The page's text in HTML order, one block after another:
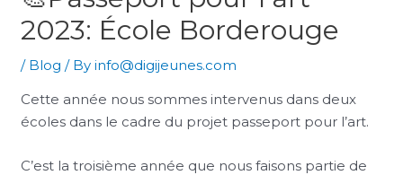
2023: École Borderouge
/ Blog / Byinfo@digijeunes.com
Cette année nous sommes intervenus dans deux
écoles dans le cadre du projet passeport pour l’art.
C’est la troisième année que nous faisons partie de